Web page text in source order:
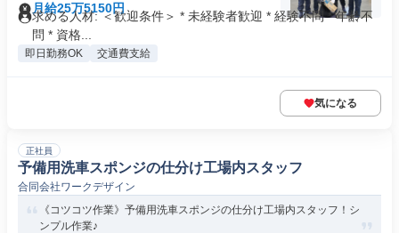
月給25万5150円
求める人材: ＜歓迎条件＞ * 未経験者歓迎 * 経験不問 * 年齢不
問 * 資格...
即日勤務OK 交通費支給
気になる
正社員
予備用洗車スポンジの仕分け工場内スタッフ
合同会社ワークデザイン
《コツコツ作業》予備用洗車スポンジの仕分け工場内スタッフ！シ
ンプル作業♪